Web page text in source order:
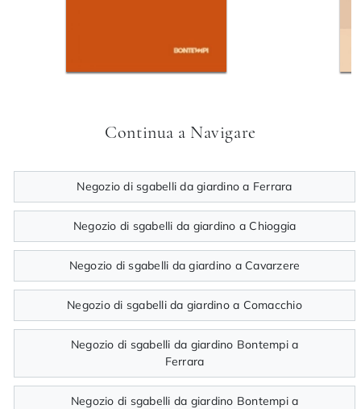
Continua a Navigare
Negozio di sgabelli da giardino a Ferrara
Negozio di sgabelli da giardino a Chioggia
Negozio di sgabelli da giardino a Cavarzere
Negozio di sgabelli da giardino a Comacchio
Negozio di sgabelli da giardino Bontempi a
Ferrara
Negozio di sgabelli da giardino Bontempi a